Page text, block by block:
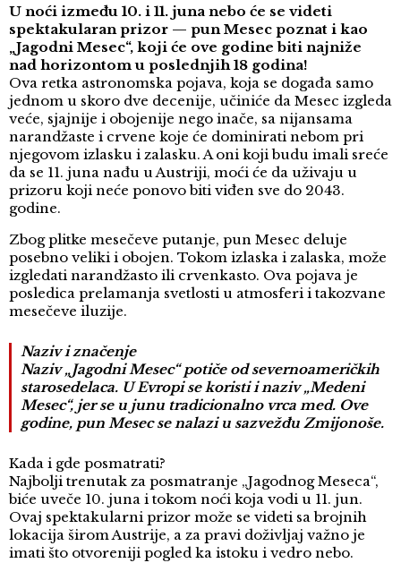
U noći između 10. i 11. juna nebo će se videti
spektakularan prizor — pun Mesec poznat i kao
„Jagodni Mesec“, koji će ove godine biti najniže
nad horizontom u poslednjih 18 godina!
Ova retka astronomska pojava, koja se događa samo
jednom u skoro dve decenije, učiniće da Mesec izgleda
veće, sjajnije i obojenije nego inače, sa nijansama
narandžaste i crvene koje će dominirati nebom pri
njegovom izlasku i zalasku. A oni koji budu imali sreće
da se 11. juna nađu u Austriji, moći će da uživaju u
prizoru koji neće ponovo biti viđen sve do 2043.
godine.
Zbog plitke mesečeve putanje, pun Mesec deluje
posebno veliki i obojen. Tokom izlaska i zalaska, može
izgledati narandžasto ili crvenkasto. Ova pojava je
posledica prelamanja svetlosti u atmosferi i takozvane
mesečeve iluzije.
Naziv i značenje
Naziv „Jagodni Mesec“ potiče od severnoameričkih
starosedelaca. U Evropi se koristi i naziv „Medeni
Mesec“, jer se u junu tradicionalno vrca med. Ove
godine, pun Mesec se nalazi u sazvežđu Zmijonoše.
Kada i gde posmatrati?
Najbolji trenutak za posmatranje „Jagodnog Meseca“,
biće uveče 10. juna i tokom noći koja vodi u 11. jun.
Ovaj spektakularni prizor može se videti sa brojnih
lokacija širom Austrije, a za pravi doživljaj važno je
imati što otvoreniji pogled ka istoku i vedro nebo.